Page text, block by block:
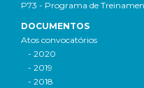
P73 - Programa de
DOCUMENTOS
Atos convocatórios
- 2020
- 2019
- 2018